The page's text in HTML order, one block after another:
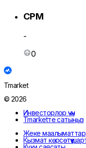
CPM
-
0
Tmarket
© 2026
Инвесторлор үчүн
Tmarketте сатыңыз
Жеке
Кызмат көрсөтүү